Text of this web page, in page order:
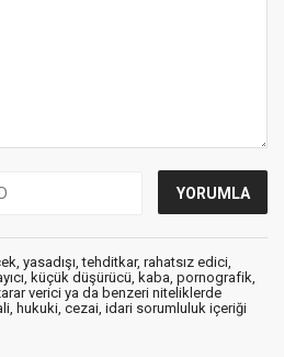
yasadışı, tehditkar, rahatsız edici,
küçük düşürücü, kaba, pornografik,
verici ya da benzeri niteliklerde
hukuki, cezai, idari sorumluluk içeriği